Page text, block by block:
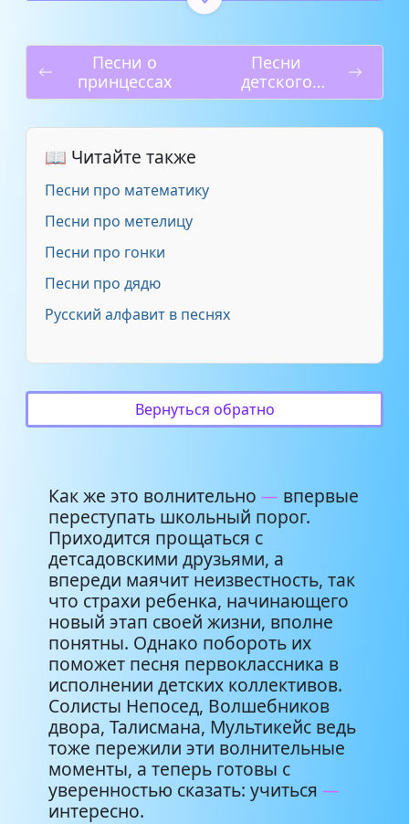
Начальная школа 3:30
Первоклассник
Песенка первоклашки
Первоклашки
Мой учитель
Нам за ручку с мамами не
страшно
Первоклашка
Песни о
принцессах
Песни
детского
музыкального
📖 Читайте также
Песни про математику
Песни про метелицу
Песни про гонки
Песни про дядю
Русский алфавит в песнях
Вернуться обратно
Как же это волнительно — впервые
переступать школьный порог.
Приходится прощаться с
детсадовскими друзьями, а
впереди маячит неизвестность, так
что страхи ребенка, начинающего
новый этап своей жизни, вполне
понятны. Однако побороть их
поможет песня первоклассника в
исполнении детских коллективов.
Солисты Непосед, Волшебников
двора, Талисмана, Мультикейс ведь
тоже пережили эти волнительные
моменты, а теперь готовы с
уверенностью сказать: учиться —
интересно.